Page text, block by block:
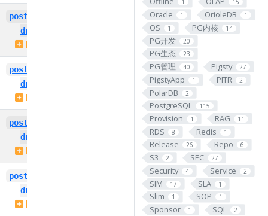
1 15
Oracle 1 OrioleDB 1
OS 1 PG内核 14
PG开发 20
PG生态 23
PG管理 40 Pigsty 27
PigstyApp 1 PITR 2
PolarDB 2
PostgreSQL 115
Provision 1 RAG 11
RDS 8 Redis 1
Release 26 Repo 6
S3 2 SEC 27
Security 4 Service 2
SIM 17 SLA 1
Slim 1 SOP 1
Sponsor 1 SQL 2
postgresql-14-pg-
drop-events
PIGSTY
postgresql-13-pg-
drop-events
PIGSTY0.1.0
postgresql-14-pg-
drop-events
PIGSTY
postgresql-13-pg-
drop-events
PIGSTY0.1.0
postgresql-14-pg-
drop-events
PIGSTY
postgresql-13-pg-
drop-events
PIGSTY0.1.0
postgresql-14-pg-
drop-events
PIGSTY
postgresql-13-pg-
PIGSTY